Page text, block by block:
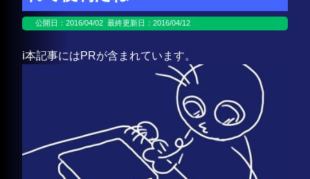
公開日：2016/04/02 最終更新日：2016/04/12
ℹ️本記事にはPRが含まれています。